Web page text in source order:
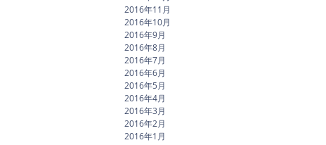
2016年11月
2016年10月
2016年9月
2016年8月
2016年7月
2016年6月
2016年5月
2016年4月
2016年3月
2016年2月
2016年1月